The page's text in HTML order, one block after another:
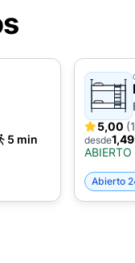
5 min
5,00
desde
ABIERTO
Abierto